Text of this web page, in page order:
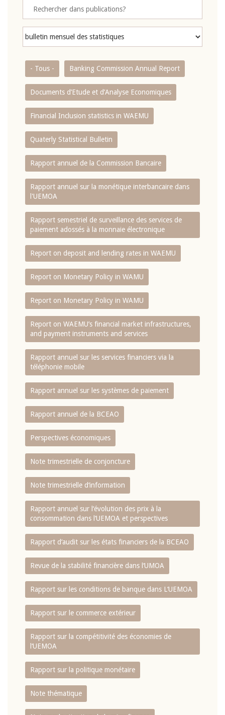
- Tous - Banking Commission Annual Report
Documents d’Etude et d’Analyse Economiques
Financial Inclusion statistics in WAEMU
Quaterly Statistical Bulletin
Rapport annuel de la Commission Bancaire
Rapport annuel sur la monétique interbancaire dans
l'UEMOA
Rapport semestriel de surveillance des services de
paiement adossés à la monnaie électronique
Report on deposit and lending rates in WAEMU
Report on Monetary Policy in WAMU
Report on Monetary Policy in WAMU
Report on WAEMU’s financial market infrastructures,
and payment instruments and services
Rapport annuel sur les services financiers via la
téléphonie mobile
Rapport annuel sur les systèmes de paiement
Rapport annuel de la BCEAO
Perspectives économiques
Note trimestrielle de conjoncture
Note trimestrielle d‘information
Rapport annuel sur l‘évolution des prix à la
consommation dans l‘UEMOA et perspectives
Rapport d‘audit sur les états financiers de la BCEAO
Revue de la stabilité financière dans l‘UMOA
Rapport sur les conditions de banque dans L‘UEMOA
Rapport sur le commerce extérieur
Rapport sur la compétitivité des économies de
l‘UEMOA
Rapport sur la politique monétaire
Note thématique